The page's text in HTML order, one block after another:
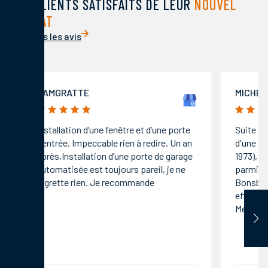
DES CLIENTS SATISFAITS DE LEUR NOUVEL
HABITAT
Voir tous les avis
SAMGRATTE
5/5
Installation d’une fenêtre et d’une porte
d’entrée. Impeccable rien à redire. Un an
après,Installation d’une porte de garage
automatisée est toujours pareil, je ne
regrette rien. Je recommande
5/5
Suite à
d'une
1973),
parmi
Merci